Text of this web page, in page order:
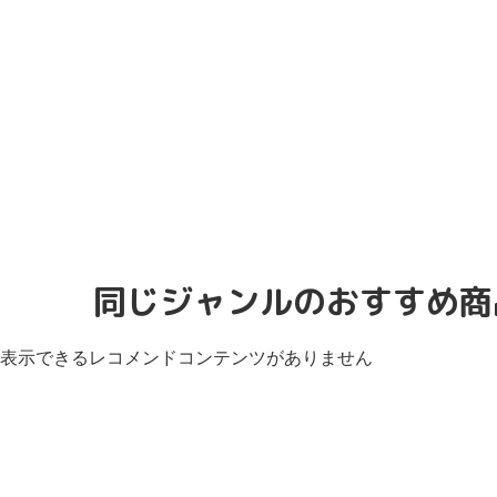
同じジャンルのおすすめ
表示できるレコメンドコンテンツがありません